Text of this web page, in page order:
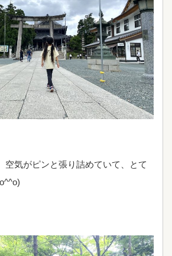
空気がピンと張り詰めていて、とて